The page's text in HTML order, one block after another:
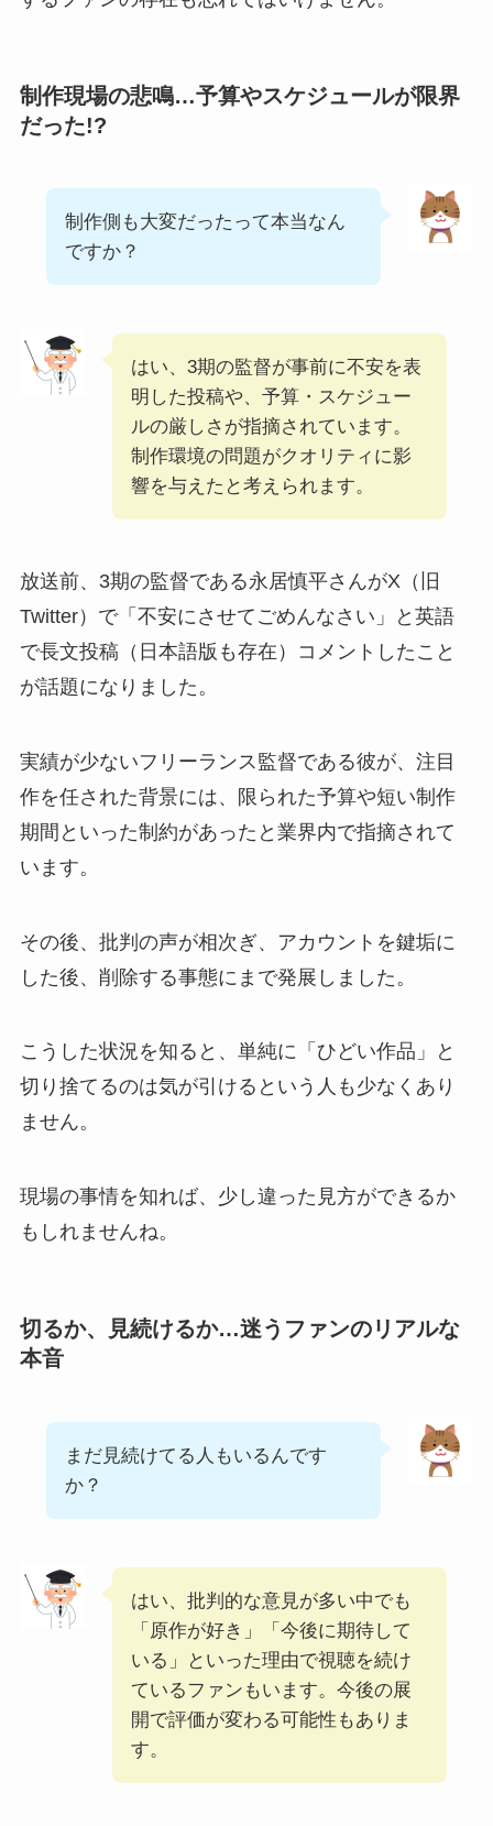
制作現場の悲鳴…予算やスケジュールが限界
だった!?
制作側も大変だったって本当なん
ですか？
はい、3期の監督が事前に不安を表
明した投稿や、予算・スケジュー
ルの厳しさが指摘されています。
制作環境の問題がクオリティに影
響を与えたと考えられます。
放送前、3期の監督である永居慎平さんがX（旧
Twitter）で「不安にさせてごめんなさい」と英語
で長文投稿（日本語版も存在）コメントしたこと
が話題になりました。
実績が少ないフリーランス監督である彼が、注目
作を任された背景には、限られた予算や短い制作
期間といった制約があったと業界内で指摘されて
います。
その後、批判の声が相次ぎ、アカウントを鍵垢に
した後、削除する事態にまで発展しました。
こうした状況を知ると、単純に「ひどい作品」と
切り捨てるのは気が引けるという人も少なくあり
ません。
現場の事情を知れば、少し違った見方ができるか
もしれませんね。
切るか、見続けるか…迷うファンのリアルな
本音
まだ見続けてる人もいるんです
か？
はい、批判的な意見が多い中でも
「原作が好き」「今後に期待して
いる」といった理由で視聴を続け
ているファンもいます。今後の展
開で評価が変わる可能性もありま
す。